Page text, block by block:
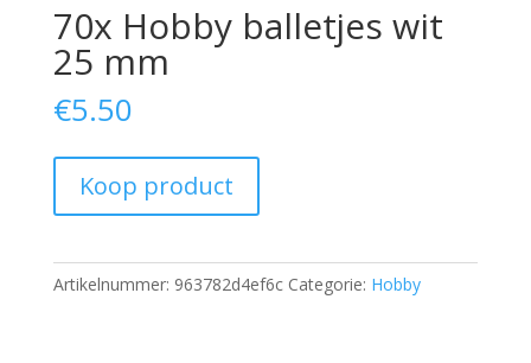
70x Hobby balletjes wit
25 mm
€5.50
Koop product
Artikelnummer: 963782d4ef6c Categorie: Hobby